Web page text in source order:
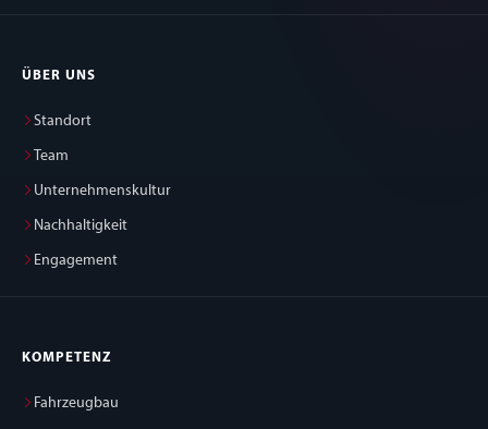
ÜBER UNS
Standort
Team
Unternehmenskultur
Nachhaltigkeit
Engagement
KOMPETENZ
Fahrzeugbau